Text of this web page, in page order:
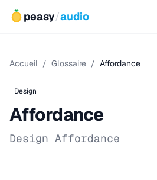
peasy/audio
Accueil / Glossaire / Affordance
Design
Affordance
Design Affordance